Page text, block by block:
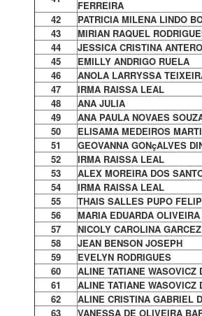
FERREIRA
42
PATRICIA MILENA LINDO
43
MIRIAN RAQUEL
44
JESSICA CRISTINA ANTERO
45
EMILLY ANDRIGO RUELA
46
ANOLA LARRYSSA
47
IRMA RAISSA LEAL
48
ANA JULIA
49
ANA PAULA NOVAES
50
ELISAMA MEDEIROS
51
GEOVANNA GONçALVES
52
IRMA RAISSA LEAL
53
ALEX MOREIRA DOS
54
IRMA RAISSA LEAL
55
THAIS SALLES PUPO
56
MARIA EDUARDA
57
NICOLY CAROLINA
58
JEAN BENSON JOSEPH
59
EVELYN RODRIGUES
60
ALINE TATIANE WASOVICZ
61
ALINE TATIANE WASOVICZ
62
ALINE CRISTINA GABRIEL
63
VANESSA DE OLIVEIRA